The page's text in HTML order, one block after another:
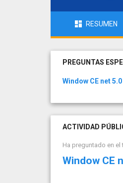
RESUMEN
PREGUNTAS
Window CE net
ACTIVIDAD
Ha preguntado en el
Window CE